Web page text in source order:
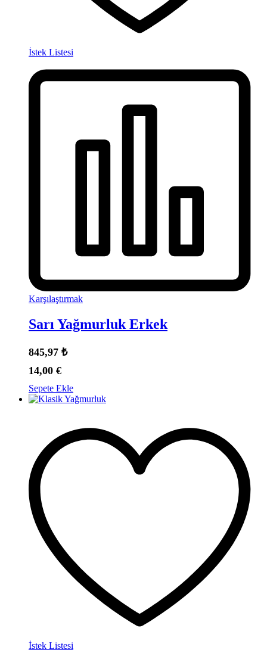
İstek Listesi
Karşılaştırmak
Sarı Yağmurluk Erkek
845,97 ₺
14,00 €
Sepete Ekle
İstek Listesi